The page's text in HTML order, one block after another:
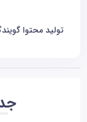
تولید محتوا